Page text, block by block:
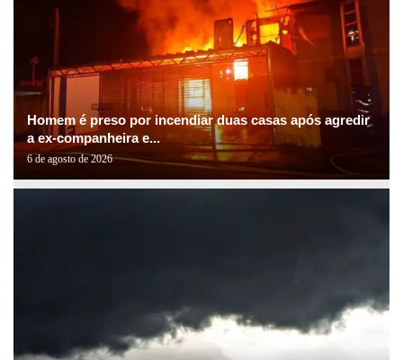
Homem é preso por incendiar duas casas após agredir
a ex-companheira e...
6 de agosto de 2026